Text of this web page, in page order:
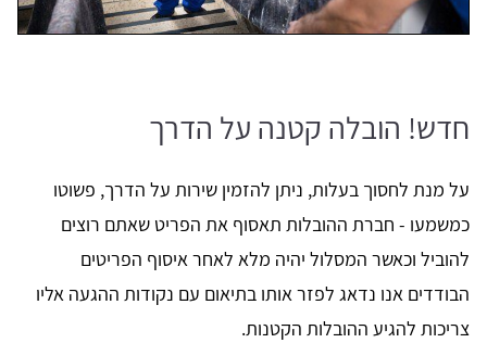
חדש! הובלה קטנה על הדרך
על מנת לחסוך בעלות, ניתן להזמין שירות על הדרך, פשוטו
כמשמעו - חברת ההובלות תאסוף את הפריט שאתם רוצים
להוביל וכאשר המסלול יהיה מלא לאחר איסוף הפריטים
הבודדים אנו נדאג לפזר אותו בתיאום עם נקודות ההגעה אליו
צריכות להגיע ההובלות הקטנות.